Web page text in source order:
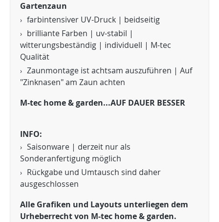
Gartenzaun
farbintensiver UV-Druck | beidseitig
brilliante Farben | uv-stabil |
witterungsbeständig | individuell | M-tec
Qualität
Zaunmontage ist achtsam auszuführen | Auf
"Zinknasen" am Zaun achten
M-tec home & garden...AUF DAUER BESSER
INFO:
Saisonware | derzeit nur als
Sonderanfertigung möglich
Rückgabe und Umtausch sind daher
ausgeschlossen
Alle Grafiken und Layouts unterliegen dem
Urheberrechtvon M-tec home & garden.